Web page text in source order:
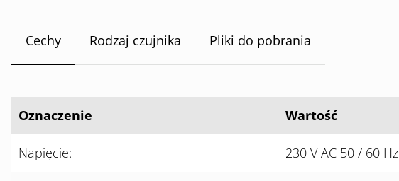
Cechy Rodzaj czujnika Pliki do pobrania
Oznaczenie Wartość
Napięcie: 230 V AC 50 / 60 Hz